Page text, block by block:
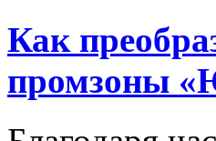
Как
промзоны